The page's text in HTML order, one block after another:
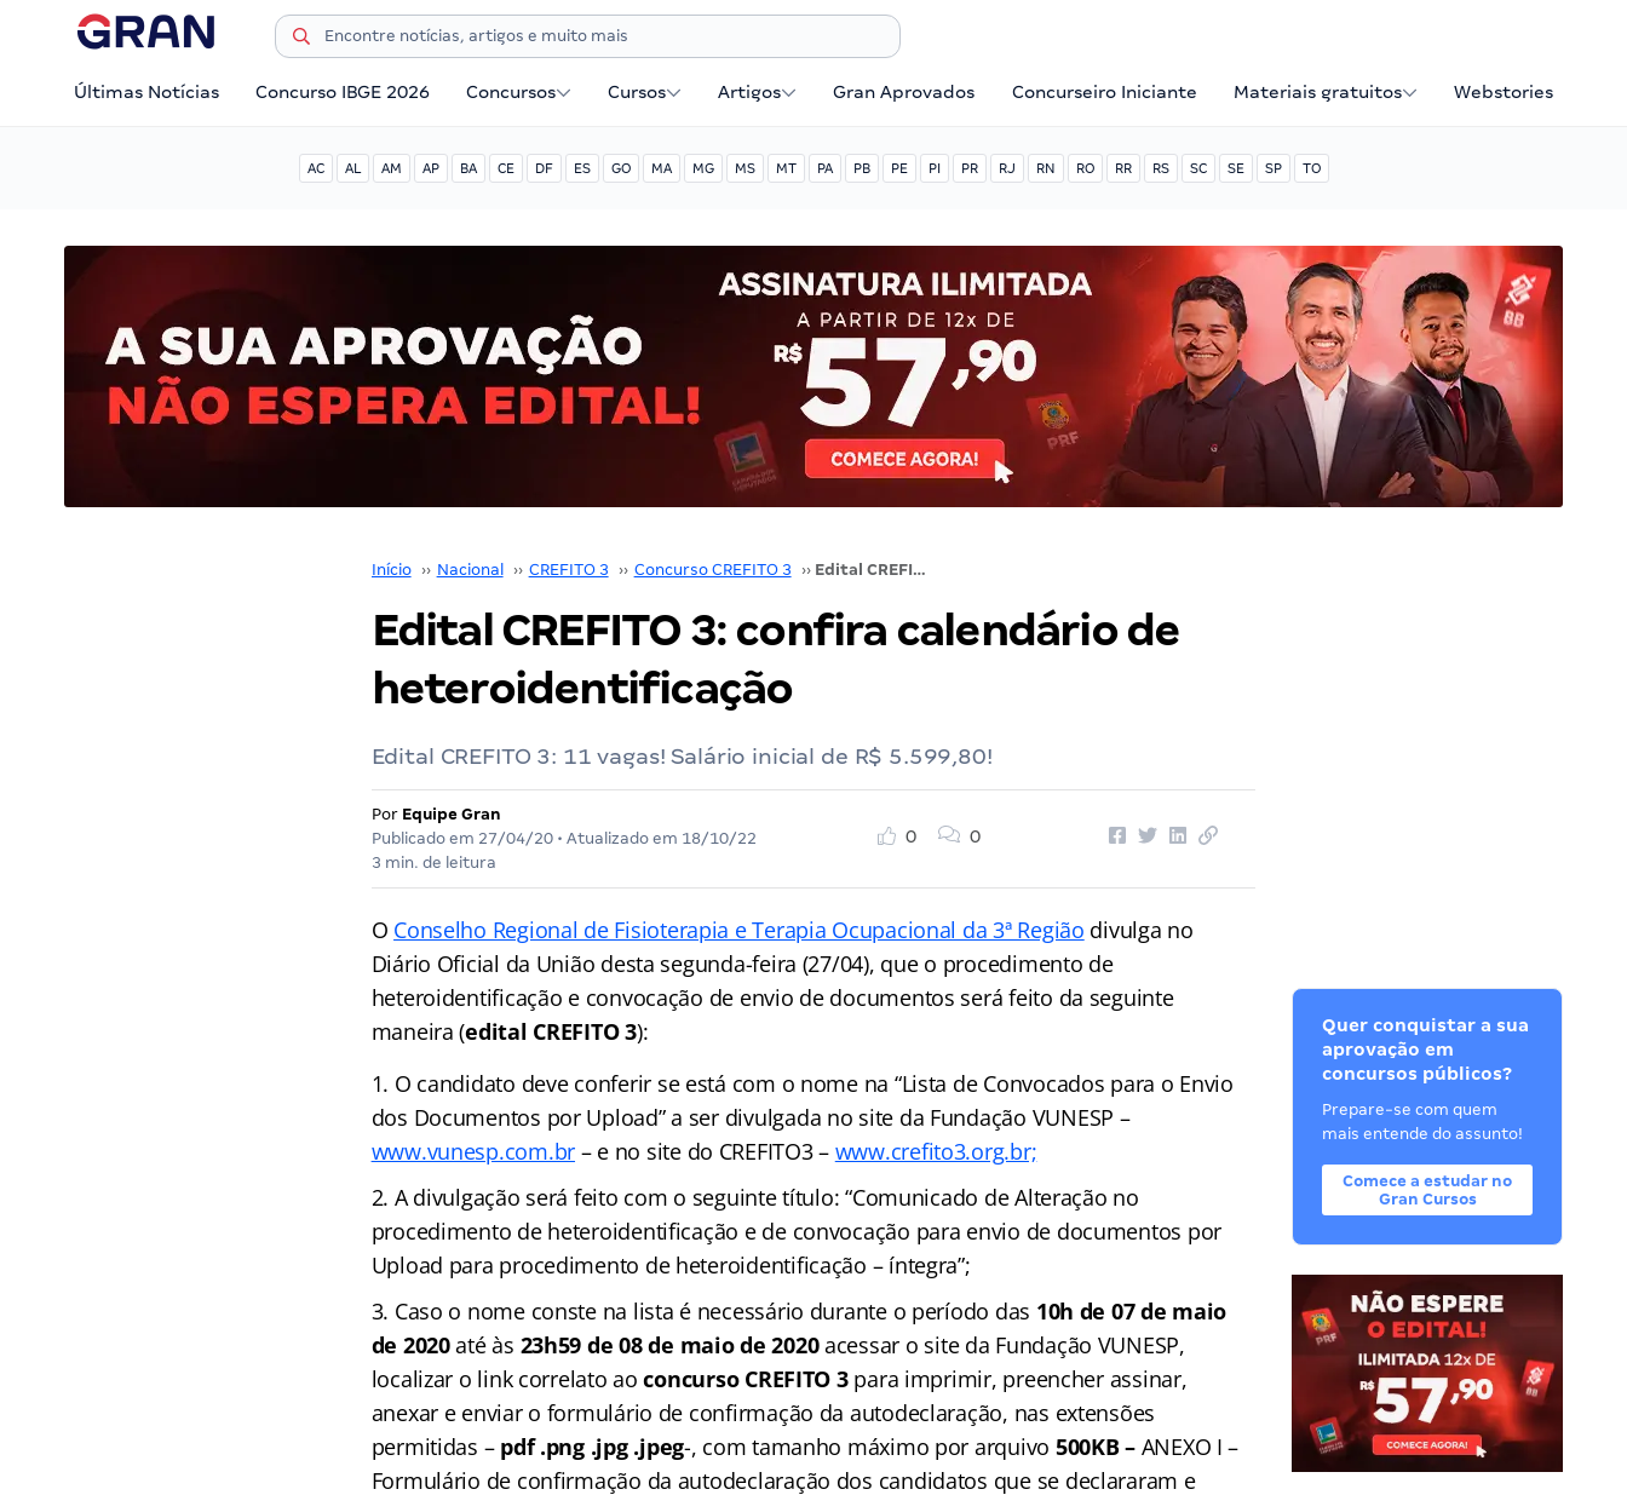
Últimas Notícias Concurso IBGE 2026 Concursos Cursos Artigos Gran Aprovados Concurseiro Iniciante Materiais gratuitos Webstories
AC AL AM AP BA CE DF ES GO MA MG MS MT PA PB PE PI PR RJ RN RO RR RS SC SE SP TO
Início ›› Nacional ›› CREFITO 3 ›› Concurso CREFITO 3 ›› Edital CREFITO 3: confira calendário de heteroidentificação
Edital CREFITO 3: confira calendário de
heteroidentificação
Edital CREFITO 3: 11 vagas! Salário inicial de R$ 5.599,80!
Por Equipe Gran
Publicado em 27/04/20• Atualizado em 18/10/22
3 min. de leitura
0 0
O Conselho Regional de Fisioterapia e Terapia Ocupacional da 3ª Região divulga no
Diário Oficial da União desta segunda-feira (27/04), que o procedimento de
heteroidentificação e convocação de envio de documentos será feito da seguinte
maneira (edital CREFITO 3):
O candidato deve conferir se está com o nome na “Lista de Convocados para o Envio
dos Documentos por Upload” a ser divulgada no site da Fundação VUNESP –
www.vunesp.com.br – e no site do CREFITO3 – www.crefito3.org.br;
A divulgação será feito com o seguinte título: “Comunicado de Alteração no
procedimento de heteroidentificação e de convocação para envio de documentos por
Upload para procedimento de heteroidentificação – íntegra”;
Caso o nome conste na lista é necessário durante o período das 10h de 07 de maio
de 2020até às 23h59 de 08 de maio de 2020acessar o site da Fundação VUNESP,
localizar o link correlato ao concurso CREFITO 3 para imprimir, preencher assinar,
anexar e enviar o formulário de confirmação da autodeclaração, nas extensões
permitidas – pdf .png .jpg .jpeg-, com tamanho máximo por arquivo 500KB – ANEXO I –
Formulário de confirmação da autodeclaração dos candidatos que se declararam e
Quer conquistar a sua
aprovação em
concursos públicos?
Prepare-se com quem
mais entende do assunto!
Comece a estudar no
Gran Cursos